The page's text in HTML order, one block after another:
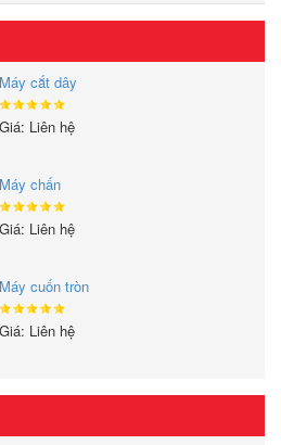
Máy cắt dây
Giá: Liên hệ
Máy chấn
Giá: Liên hệ
Máy cuốn tròn
Giá: Liên hệ